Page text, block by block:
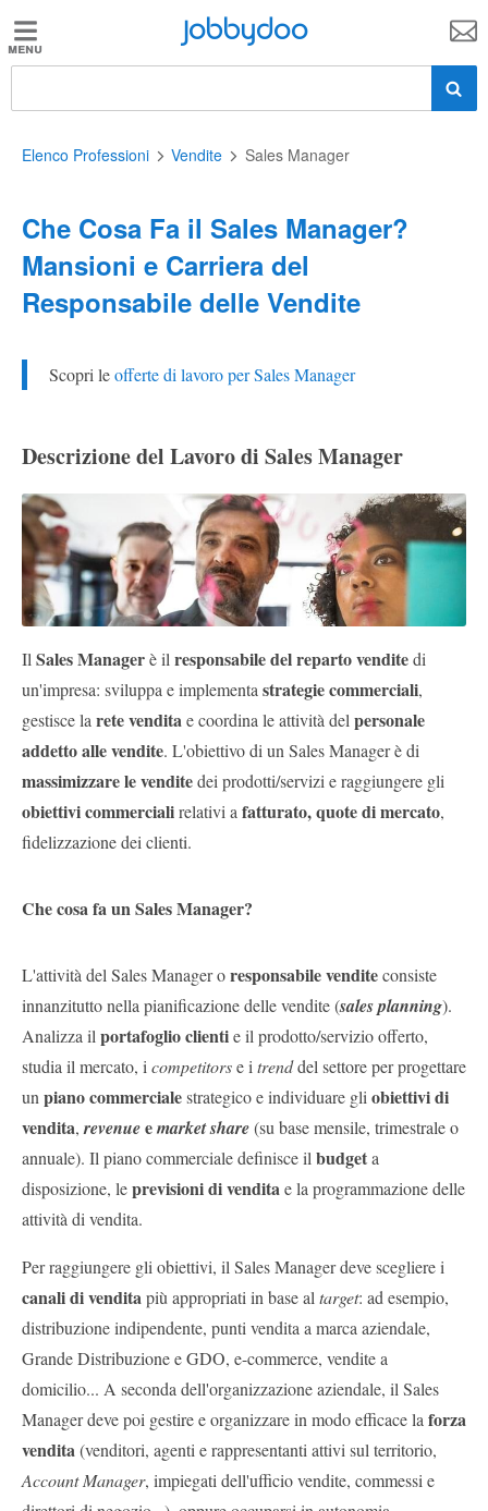
Jobbydoo
lavoro
Stipendi
Elenco
Pubblica
Offerte
Area
Aziende
Jobbydoo
Elenco Professioni Vendite Sales Manager
Che Cosa Fa il Sales Manager?
Mansioni e Carriera del
Responsabile delle Vendite
Scopri leofferte di lavoro per Sales Manager
Descrizione del Lavoro di Sales Manager
IlSales Managerè ilresponsabile del reparto venditedi
un'impresa: sviluppa e implementastrategie commerciali,
gestisce larete venditae coordina le attività delpersonale
addetto alle vendite. L'obiettivo di un Sales Manager è di
massimizzare le venditedei prodotti/servizi e raggiungere gli
obiettivi commercialirelativi afatturato, quote di mercato,
fidelizzazione dei clienti.
Che cosa fa un Sales Manager?
L'attività del Sales Manager oresponsabile venditeconsiste
innanzitutto nella pianificazione delle vendite (sales planning).
Analizza ilportafoglio clientie il prodotto/servizio offerto,
studia il mercato, icompetitorse itrenddel settore per progettare
unpiano commercialestrategico e individuare gliobiettivi di
vendita,revenueemarket share(su base mensile, trimestrale o
annuale). Il piano commerciale definisce ilbudgeta
disposizione, leprevisioni di venditae la programmazione delle
attività di vendita.
Per raggiungere gli obiettivi, il Sales Manager deve scegliere i
canali di venditapiù appropriati in base altarget: ad esempio,
distribuzione indipendente, punti vendita a marca aziendale,
Grande Distribuzione e GDO, e-commerce, vendite a
domicilio... A seconda dell'organizzazione aziendale, il Sales
Manager deve poi gestire e organizzare in modo efficace laforza
vendita(venditori, agenti e rappresentanti attivi sul territorio,
Account Manager, impiegati dell'ufficio vendite, commessi e